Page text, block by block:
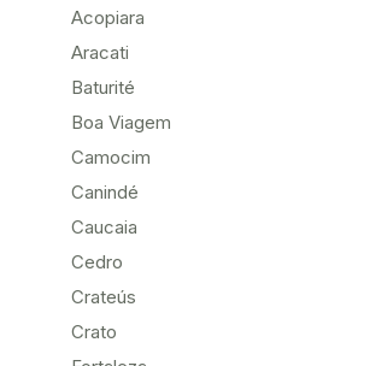
Acopiara
Aracati
Baturité
Boa Viagem
Camocim
Canindé
Caucaia
Cedro
Crateús
Crato